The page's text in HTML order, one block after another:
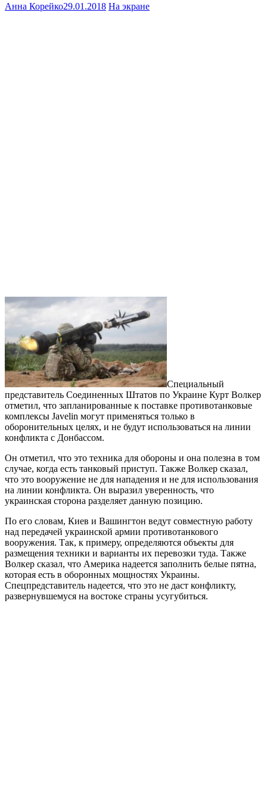
Анна Корейко29.01.2018 На экране
Специальный
представитель Соединенных Штатов по Украине Курт Волкер
отметил, что запланированные к поставке противотанковые
комплексы Javelin могут применяться только в
оборонительных целях, и не будут использоваться на линии
конфликта с Донбассом.
Он отметил, что это техника для обороны и она полезна в том
случае, когда есть танковый приступ. Также Волкер сказал,
что это вооружение не для нападения и не для использования
на линии конфликта. Он выразил уверенность, что
украинская сторона разделяет данную позицию.
По его словам, Киев и Вашингтон ведут совместную работу
над передачей украинской армии противотанкового
вооружения. Так, к примеру, определяются объекты для
размещения техники и варианты их перевозки туда. Также
Волкер сказал, что Америка надеется заполнить белые пятна,
которая есть в оборонных мощностях Украины.
Спецпредставитель надеется, что это не даст конфликту,
развернувшемуся на востоке страны усугубиться.